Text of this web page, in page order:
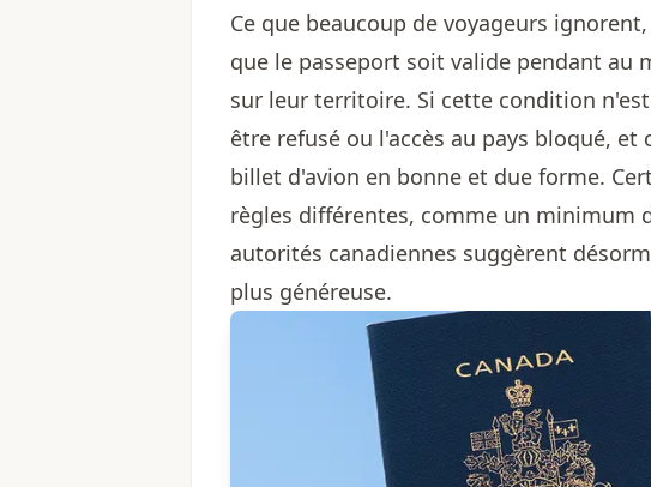
Ce que beaucoup de voyageurs
que le passeport soit valide pendant au
sur leur territoire. Si cette condition
être refusé ou l'accès au pays bloqué,
billet d'avion en bonne et due forme.
règles différentes, comme un minimum
autorités canadiennes suggèrent
plus généreuse.